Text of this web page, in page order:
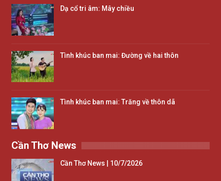
Dạ cổ tri âm: Mây chiều
Tình khúc ban mai: Đường về hai thôn
Tình khúc ban mai: Trăng về thôn dã
Cần Thơ News
Cần Thơ News | 10/7/2026